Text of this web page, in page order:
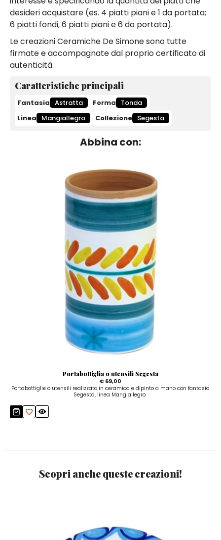
desideri acquistare (es. 4 piatti piani e 1 da portata;
6 piatti fondi, 6 piatti piani e 6 da portata).
Le creazioni Ceramiche De Simone sono tutte
firmate e accompagnate dal proprio certificato di
autenticità.
Caratteristiche principali
Fantasia Astratta Forma
Tonda
Linea
Mangiallegro Collezione Segesta
Abbina con:
Portabottiglia o utensili Segesta
€ 69,00
Portabottiglie o utensili realizzato in ceramica e dipinto a mano con fantasia
Segesta, linea Mangiallegro.
Scopri anche queste creazioni!